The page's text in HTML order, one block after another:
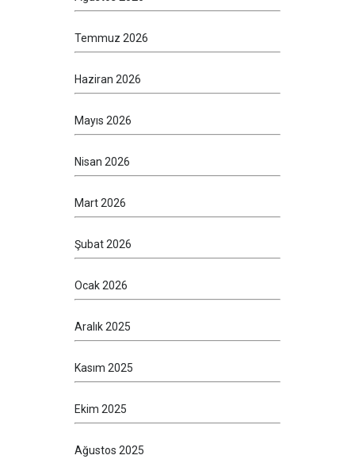
Temmuz 2026
Haziran 2026
Mayıs 2026
Nisan 2026
Mart 2026
Şubat 2026
Ocak 2026
Aralık 2025
Kasım 2025
Ekim 2025
Ağustos 2025